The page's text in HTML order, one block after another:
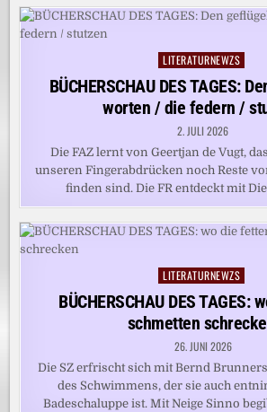
Posted
in
LITERATURNEWZS
BÜCHERSCHAU DES TAGES:
worten / die federn /
2. JULI 2026
Die FAZ lernt von Geertjan de Vugt,
unseren Fingerabdrücken noch Reste
finden sind. Die FR entdeckt mit
Posted
in
LITERATURNEWZS
BÜCHERSCHAU DES TAGES:
schmetten
26. JUNI 2026
Die SZ erfrischt sich mit Bernd
des Schwimmens, der sie auch
Badeschaluppe ist. Mit Neige Sinno